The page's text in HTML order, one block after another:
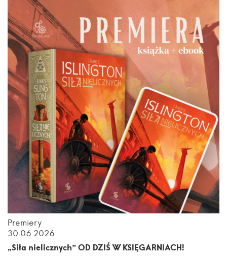
Premiery
30.06.2026
„Siła nielicznych” OD DZIŚ W KSIĘGARNIACH!